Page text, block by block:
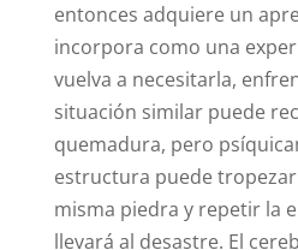
entonces adquiere un
incorpora como una
vuelva a necesitarla,
situación similar puede
quemadura, pero
estructura puede
misma piedra y repetir la
llevará al desastre. El